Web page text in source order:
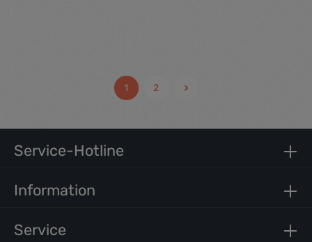
1 2
Service-Hotline
Information
Service